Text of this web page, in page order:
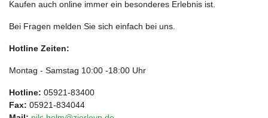
Kaufen auch online immer ein besonderes Erlebnis ist.
Bei Fragen melden Sie sich einfach bei uns.
Hotline Zeiten:
Montag - Samstag 10:00 -18:00 Uhr
Hotline: 05921-83400
Fax: 05921-834044